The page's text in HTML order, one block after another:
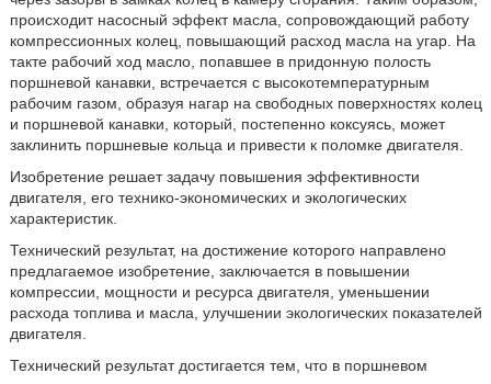
происходит насосный эффект масла, сопровождающий работу
компрессионных колец, повышающий расход масла на угар. На
такте рабочий ход масло, попавшее в придонную полость
поршневой канавки, встречается с высокотемпературным
рабочим газом, образуя нагар на свободных поверхностях колец
и поршневой канавки, который, постепенно коксуясь, может
заклинить поршневые кольца и привести к поломке двигателя.
Изобретение решает задачу повышения эффективности
двигателя, его технико-экономических и экологических
характеристик.
Технический результат, на достижение которого направлено
предлагаемое изобретение, заключается в повышении
компрессии, мощности и ресурса двигателя, уменьшении
расхода топлива и масла, улучшении экологических показателей
двигателя.
Технический результат достигается тем, что в поршневом